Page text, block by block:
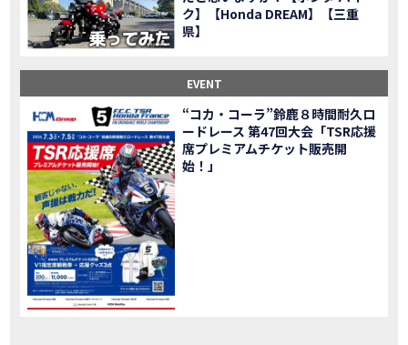
NEW BIKE 「X-ADV」大型クロスオーバーモデル X-ADV をフルモデルチェンジし発売！
NEW BIKE 「CB1000R」のヘッドライト等の外観デザインやカラーリングの変更など熟成を図り発売！
NEW BIKE 「NC750X」大型スポーツモデル NC750X をフルモデルチェンジし発売！
NEW BIKE 「CB1300 SUPER FOUR」「CB1300 SUPER BOL D’OR」ならびに「CB1300 SUPER FOUR SP」「CB1300 SUPER BOL D’OR SP」に先進の電子制御デバイスを採用し発売！
NEW BIKE 大型クルーザーモデル「Rebel 1100」を新発売!!
NEW BIKE よりスポーティーなイメージを強化『CBR650R』を発表!
NEW BIKE Neo Sports Caféシリーズのミドルクラスモデル『CB650R』を発表！
NEW BIKE フルモデルチェンジした 新型「PCX」「PCX160」「PCX e:HEV」を発表!
NEWS 国内販売を予定するグローバルモデルがHondaバイクWebサイトで公開されました！
NEW BIKE 「CRF250L」「CRF250 RALLY」をフルモデルチェンジし発表！
ク】【Honda DREAM】【三重
県】
EVENT
“コカ・コーラ”鈴鹿８時間耐久ロ
ードレース 第47回大会「TSR応援
席プレミアムチケット販売開
始！」